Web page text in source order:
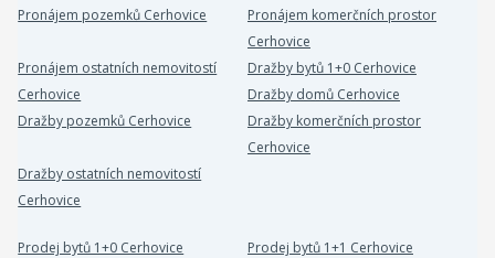
Pronájem pozemků Cerhovice
Pronájem komerčních prostor
Cerhovice
Pronájem ostatních nemovitostí
Cerhovice
Dražby bytů 1+0 Cerhovice
Dražby domů Cerhovice
Dražby pozemků Cerhovice
Dražby komerčních prostor
Cerhovice
Dražby ostatních nemovitostí
Cerhovice
Prodej bytů 1+0 Cerhovice
Prodej bytů 1+1 Cerhovice